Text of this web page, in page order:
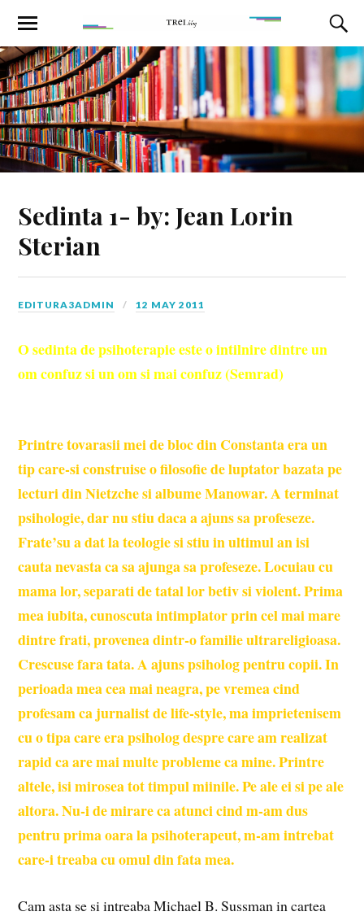
Sedinta 1- by: Jean Lorin
Sterian
EDITURA3ADMIN 12 MAY 2011
O sedinta de psihoterapie este o intilnire dintre un
om confuz si un om si mai confuz (Semrad)
Printre tovarasii mei de bloc din Constanta era un
tip care-si construise o filosofie de luptator bazata pe
lecturi din Nietzche si albume Manowar. A terminat
psihologie, dar nu stiu daca a ajuns sa profeseze.
Frate’su a dat la teologie si stiu in ultimul an isi
cauta nevasta ca sa ajunga sa profeseze. Locuiau cu
mama lor, separati de tatal lor betiv si violent. Prima
mea iubita, cunoscuta intimplator prin cel mai mare
dintre frati, provenea dintr-o familie ultrareligioasa.
Crescuse fara tata. A ajuns psiholog pentru copii. In
perioada mea cea mai neagra, pe vremea cind
profesam ca jurnalist de life-style, ma imprietenisem
cu o tipa care era psiholog despre care am realizat
rapid ca are mai multe probleme ca mine. Printre
altele, isi mirosea tot timpul miinile. Pe ale ei si pe ale
altora. Nu-i de mirare ca atunci cind m-am dus
pentru prima oara la psihoterapeut, m-am intrebat
care-i treaba cu omul din fata mea.
Cam asta se si intreaba Michael B. Sussman in cartea